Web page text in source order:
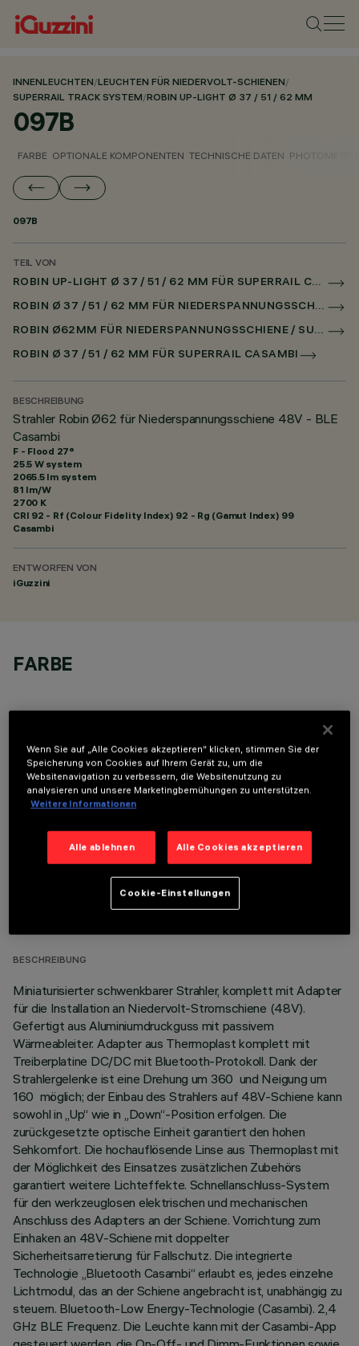
INNENLEUCHTEN/LEUCHTEN FÜR NIEDERVOLT-SCHIENEN/
SUPERRAIL TRACK SYSTEM/ROBIN UP-LIGHT Ø 37 / 51 / 62 MM
097B
FARBE OPTIONALE KOMPONENTEN TECHNISCHE DATEN
097B
TEIL VON
ROBIN UP-LIGHT Ø 37 / 51 / 62 MM FÜR SUPERRAIL CASAMBI
ROBIN Ø 37 / 51 / 62 MM FÜR NIEDERSPANNUNGSSCHIENE CASAMBI
ROBIN Ø62MM FÜR NIEDERSPANNUNGSSCHIENE / SUPERRAIL
ROBIN Ø 37 / 51 / 62 MM FÜR SUPERRAIL CASAMBI
BESCHREIBUNG
Strahler Robin Ø62 für Niederspannungsschiene 48V - BLE
Casambi
F - Flood 27°
25.5 W system
2065.5 lm system
81 lm/W
2700 K
CRI 92 - Rf (Colour Fidelity Index) 92 - Rg (Gamut Index) 99
Casambi
ENTWORFEN VON
iGuzzini
FARBE
OPTIONALE KOMPONENTEN
TECHNISCHE DATEN
BESCHREIBUNG
Miniaturisierter schwenkbarer Strahler, komplett mit Adapter
für die Installation an Niedervolt-Stromschiene (48V).
Gefertigt aus Aluminiumdruckguss mit passivem
Wärmeableiter. Adapter aus Thermoplast komplett mit
Treiberplatine DC/DC mit Bluetooth-Protokoll. Dank der
Strahlergelenke ist eine Drehung um 360 und Neigung um
160 möglich; der Einbau des Strahlers auf 48V-Schiene kann
sowohl in „Up“ wie in „Down“-Position erfolgen. Die
zurückgesetzte optische Einheit garantiert den hohen
Sehkomfort. Die hochauflösende Linse aus Thermoplast mit
der Möglichkeit des Einsatzes zusätzlichen Zubehörs
garantiert weitere Lichteffekte. Schnellanschluss-System
für den werkzeuglosen elektrischen und mechanischen
Anschluss des Adapters an der Schiene. Vorrichtung zum
Einhaken an 48V-Schiene mit doppelter
Sicherheitsarretierung für Fallschutz. Die integrierte
Technologie „Bluetooth Casambi“ erlaubt es, jedes einzelne
Lichtmodul, das an der Schiene angebracht ist, unabhängig zu
steuern. Bluetooth-Low Energy-Technologie (Casambi). 2,4
GHz BLE Frequenz. Die Leuchte kann mit der Casambi-App
Wenn Sie auf „Alle Cookies akzeptieren“ klicken, stimmen Sie der
Speicherung von Cookies auf Ihrem Gerät zu, um die
Websitenavigation zu verbessern, die Websitenutzung zu
analysieren und unsere Marketingbemühungen zu unterstützen.
Weitere Informationen
Alle ablehnen Alle Cookies akzeptieren
Cookie-Einstellungen